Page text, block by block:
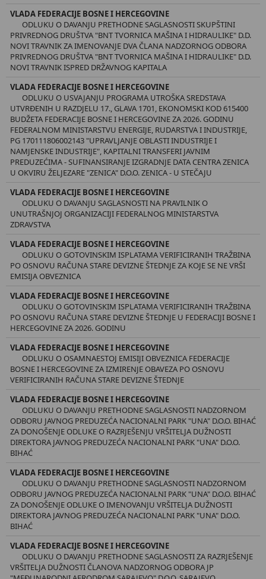
VLADA FEDERACIJE BOSNE I HERCEGOVINE
ODLUKU O DAVANJU PRETHODNE SAGLASNOSTI SKUPŠTINI
PRIVREDNOG DRUŠTVA "BNT TVORNICA MAŠINA I HIDRAULIKE" D.D.
NOVI TRAVNIK ZA IMENOVANJE DVA ČLANA NADZORNOG ODBORA
PRIVREDNOG DRUŠTVA "BNT TVORNICA MAŠINA I HIDRAULIKE" D.D.
NOVI TRAVNIK ISPRED DRŽAVNOG KAPITALA
VLADA FEDERACIJE BOSNE I HERCEGOVINE
ODLUKU O USVAJANJU PROGRAMA UTROŠKA SREDSTAVA
UTVRĐENIH U RAZDJELU 17., GLAVA 1701, EKONOMSKI KOD 615400
BUDŽETA FEDERACIJE BOSNE I HERCEGOVINE ZA 2026. GODINU
FEDERALNOM MINISTARSTVU ENERGIJE, RUDARSTVA I INDUSTRIJE,
PG 170111806002143 "UPRAVLJANJE OBLASTI INDUSTRIJE I
NAMJENSKE INDUSTRIJE", KAPITALNI TRANSFERI JAVNIM
PREDUZEĆIMA - SUFINANSIRANJE IZGRADNJE DATA CENTRA ZENICA
U OKVIRU ŽELJEZARE "ZENICA" D.O.O. ZENICA - U STEČAJU
VLADA FEDERACIJE BOSNE I HERCEGOVINE
ODLUKU O DAVANJU SAGLASNOSTI NA PRAVILNIK O
UNUTRAŠNJOJ ORGANIZACIJI FEDERALNOG MINISTARSTVA
ZDRAVSTVA
VLADA FEDERACIJE BOSNE I HERCEGOVINE
ODLUKU O GOTOVINSKIM ISPLATAMA VERIFICIRANIH TRAŽBINA
PO OSNOVU RAČUNA STARE DEVIZNE ŠTEDNJE ZA KOJE SE NE VRŠI
EMISIJA OBVEZNICA
VLADA FEDERACIJE BOSNE I HERCEGOVINE
ODLUKU O GOTOVINSKIM ISPLATAMA VERIFICIRANIH TRAŽBINA
PO OSNOVU RAČUNA STARE DEVIZNE ŠTEDNJE U FEDERACIJI BOSNE I
HERCEGOVINE ZA 2026. GODINU
VLADA FEDERACIJE BOSNE I HERCEGOVINE
ODLUKU O OSAMNAESTOJ EMISIJI OBVEZNICA FEDERACIJE
BOSNE I HERCEGOVINE ZA IZMIRENJE OBAVEZA PO OSNOVU
VERIFICIRANIH RAČUNA STARE DEVIZNE ŠTEDNJE
VLADA FEDERACIJE BOSNE I HERCEGOVINE
ODLUKU O DAVANJU PRETHODNE SAGLASNOSTI NADZORNOM
ODBORU JAVNOG PREDUZEĆA NACIONALNI PARK "UNA" D.O.O. BIHAĆ
ZA DONOŠENJE ODLUKE O RAZRJEŠENJU VRŠITELJA DUŽNOSTI
DIREKTORA JAVNOG PREDUZEĆA NACIONALNI PARK "UNA" D.O.O.
BIHAĆ
VLADA FEDERACIJE BOSNE I HERCEGOVINE
ODLUKU O DAVANJU PRETHODNE SAGLASNOSTI NADZORNOM
ODBORU JAVNOG PREDUZEĆA NACIONALNI PARK "UNA" D.O.O. BIHAĆ
ZA DONOŠENJE ODLUKE O IMENOVANJU VRŠITELJA DUŽNOSTI
DIREKTORA JAVNOG PREDUZEĆA NACIONALNI PARK "UNA" D.O.O.
BIHAĆ
VLADA FEDERACIJE BOSNE I HERCEGOVINE
ODLUKU O DAVANJU PRETHODNE SAGLASNOSTI ZA RAZRJEŠENJE
VRŠITELJA DUŽNOSTI ČLANOVA NADZORNOG ODBORA JP